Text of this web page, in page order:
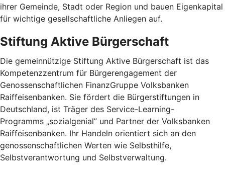
ihrer Gemeinde, Stadt oder Region und bauen Eigenkapital
für wichtige gesellschaftliche Anliegen auf.
Stiftung Aktive Bürgerschaft
Die gemeinnützige Stiftung Aktive Bürgerschaft ist das
Kompetenzzentrum für Bürgerengagement der
Genossenschaftlichen FinanzGruppe Volksbanken
Raiffeisenbanken. Sie fördert die Bürgerstiftungen in
Deutschland, ist Träger des Service-Learning-
Programms „sozialgenial” und Partner der Volksbanken
Raiffeisenbanken. Ihr Handeln orientiert sich an den
genossenschaftlichen Werten wie Selbsthilfe,
Selbstverantwortung und Selbstverwaltung.